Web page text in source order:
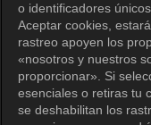
o identificadores
Aceptar cookies,
rastreo apoyen los
«nosotros y nuestros
proporcionar». Si
esenciales o retiras tu
se deshabilitan los